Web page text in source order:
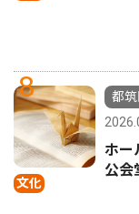
8
文化
都
ホー
公会